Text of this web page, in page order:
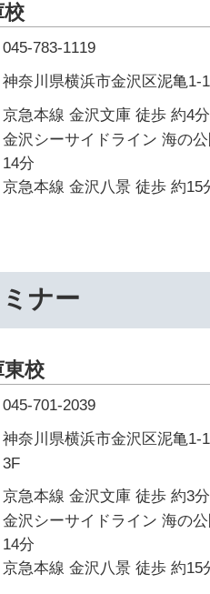
校
045-783-1119
神奈川県横浜市金沢区泥亀1-
京急本線 金沢文庫 徒歩 約4分
金沢シーサイドライン 海の
14分
京急本線 金沢八景 徒歩 約15
ナー
校
045-701-2039
神奈川県横浜市金沢区泥亀1-
3F
京急本線 金沢文庫 徒歩 約3分
金沢シーサイドライン 海の
14分
京急本線 金沢八景 徒歩 約15